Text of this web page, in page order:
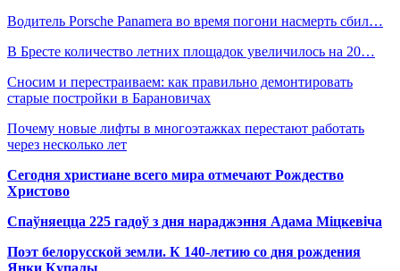
Водитель Porsche Panamera во время погони насмерть сбил…
В Бресте количество летних площадок увеличилось на 20…
Сносим и перестраиваем: как правильно демонтировать
старые постройки в Барановичах
Почему новые лифты в многоэтажках перестают работать
через несколько лет
Сегодня христиане всего мира отмечают Рождество
Христово
Спаўняецца 225 гадоў з дня нараджэння Адама Міцкевіча
Поэт белорусской земли. К 140-летию со дня рождения
Янки Купалы